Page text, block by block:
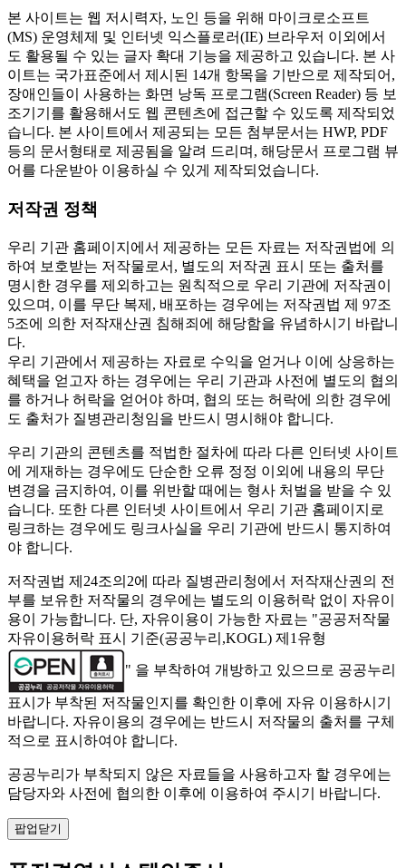
본 사이트는 웹 저시력자, 노인 등을 위해 마이크로소프트
(MS) 운영체제 및 인터넷 익스플로러(IE) 브라우저 이외에서
도 활용될 수 있는 글자 확대 기능을 제공하고 있습니다. 본 사
이트는 국가표준에서 제시된 14개 항목을 기반으로 제작되어,
장애인들이 사용하는 화면 낭독 프로그램(Screen Reader) 등 보
조기기를 활용해서도 웹 콘텐츠에 접근할 수 있도록 제작되었
습니다. 본 사이트에서 제공되는 모든 첨부문서는 HWP, PDF
등의 문서형태로 제공됨을 알려 드리며, 해당문서 프로그램 뷰
어를 다운받아 이용하실 수 있게 제작되었습니다.
저작권 정책
우리 기관 홈페이지에서 제공하는 모든 자료는 저작권법에 의
하여 보호받는 저작물로서, 별도의 저작권 표시 또는 출처를
명시한 경우를 제외하고는 원칙적으로 우리 기관에 저작권이
있으며, 이를 무단 복제, 배포하는 경우에는 저작권법 제 97조
5조에 의한 저작재산권 침해죄에 해당함을 유념하시기 바랍니
다.
우리 기관에서 제공하는 자료로 수익을 얻거나 이에 상응하는
혜택을 얻고자 하는 경우에는 우리 기관과 사전에 별도의 협의
를 하거나 허락을 얻어야 하며, 협의 또는 허락에 의한 경우에
도 출처가 질병관리청임을 반드시 명시해야 합니다.
우리 기관의 콘텐츠를 적법한 절차에 따라 다른 인터넷 사이트
에 게재하는 경우에도 단순한 오류 정정 이외에 내용의 무단
변경을 금지하여, 이를 위반할 때에는 형사 처벌을 받을 수 있
습니다. 또한 다른 인터넷 사이트에서 우리 기관 홈페이지로
링크하는 경우에도 링크사실을 우리 기관에 반드시 통지하여
야 합니다.
저작권법 제24조의2에 따라 질병관리청에서 저작재산권의 전
부를 보유한 저작물의 경우에는 별도의 이용허락 없이 자유이
용이 가능합니다. 단, 자유이용이 가능한 자료는 "공공저작물
자유이용허락 표시 기준(공공누리,KOGL) 제1유형
" 을 부착하여 개방하고 있으므로 공공누리
표시가 부착된 저작물인지를 확인한 이후에 자유 이용하시기
바랍니다. 자유이용의 경우에는 반드시 저작물의 출처를 구체
적으로 표시하여야 합니다.
공공누리가 부착되지 않은 자료들을 사용하고자 할 경우에는
담당자와 사전에 협의한 이후에 이용하여 주시기 바랍니다.
팝업닫기